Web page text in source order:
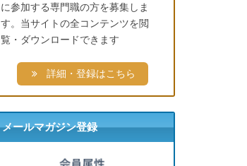
に参加する専門職の方を募集しま
す。当サイトの全コンテンツを閲
覧・ダウンロードできます
詳細・登録はこちら
メールマガジン登録